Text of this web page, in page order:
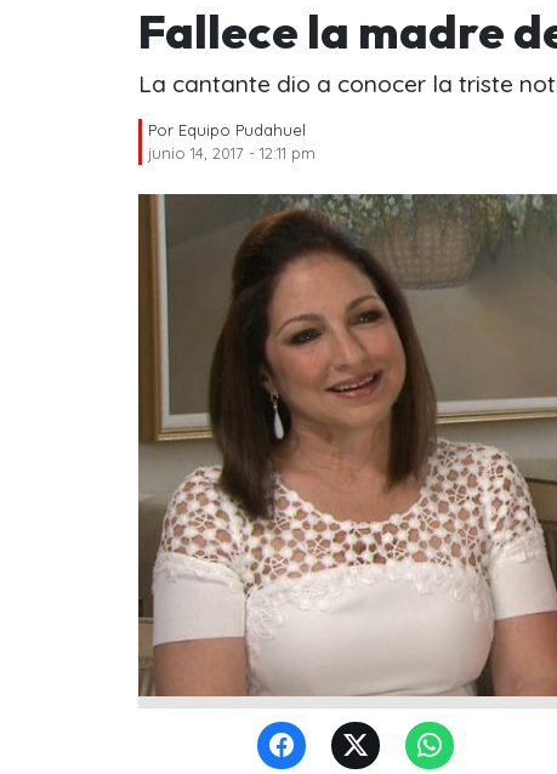
Fallece la madre
La cantante dio a conocer la triste
Por Equipo Pudahuel
junio 14, 2017 - 12:11 pm